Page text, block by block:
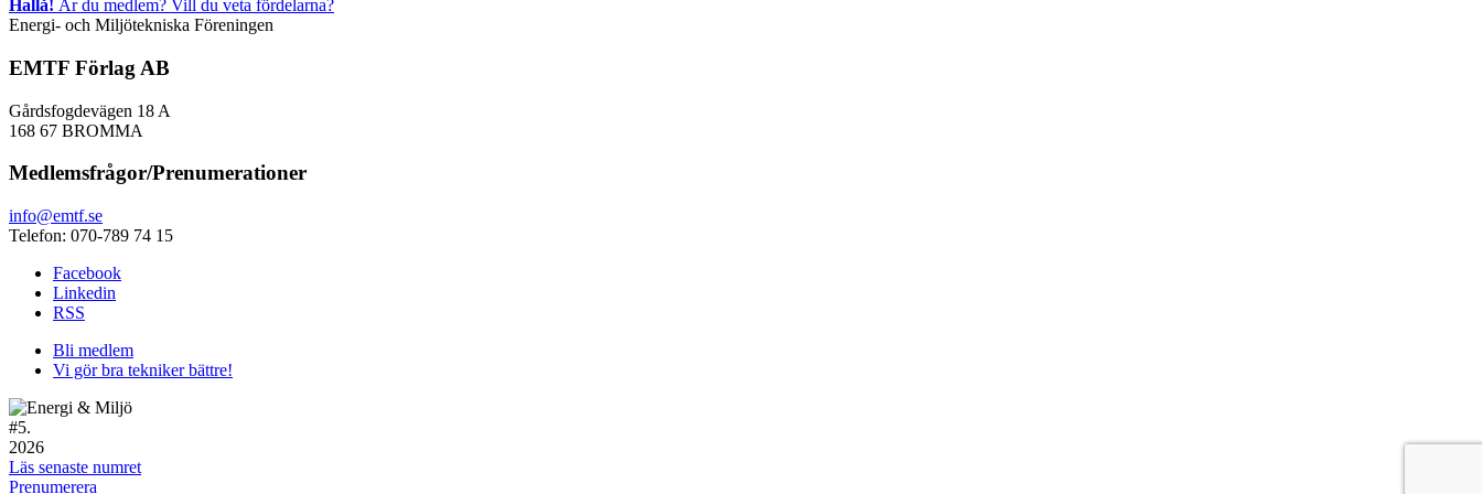
Hallå! Är du medlem? Vill du veta fördelarna?
Energi- och Miljötekniska Föreningen
EMTF Förlag AB
Gårdsfogdevägen 18 A
168 67 BROMMA
Medlemsfrågor/Prenumerationer
info@emtf.se
Telefon: 070-789 74 15
Facebook
Linkedin
RSS
Bli medlem
Vi gör bra tekniker bättre!
#5.
2026
Läs senaste numret
Prenumerera